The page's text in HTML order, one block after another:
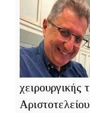
χειρουργικής